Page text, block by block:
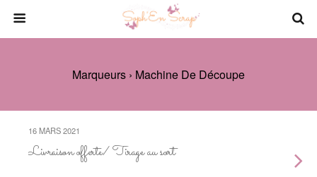
Marqueurs › Machine De Découpe
16 MARS 2021
Livraison offerte/ Tirage au sort